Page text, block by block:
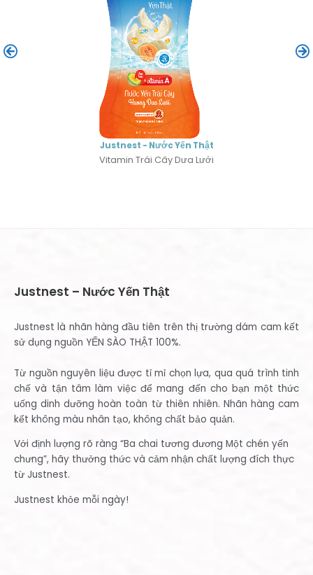
Justnest - Nước Yến Thật
Collagen
Justnest – Nước Yến Thật
Justnest là nhãn hàng đầu tiên trên thị trường dám cam kết
sử dụng nguồn YẾN SÀO THẬT 100%.
Từ nguồn nguyên liệu được tỉ mỉ chọn lựa, qua quá trình tinh
chế và tận tâm làm việc để mang đến cho bạn một thức
uống dinh dưỡng hoàn toàn từ thiên nhiên. Nhãn hàng cam
kết không màu nhân tạo, không chất bảo quản.
Với định lượng rõ ràng “Ba chai tương đương Một chén yến
chưng”, hãy thưởng thức và cảm nhận chất lượng đích thực
từ Justnest.
Justnest khỏe mỗi ngày!